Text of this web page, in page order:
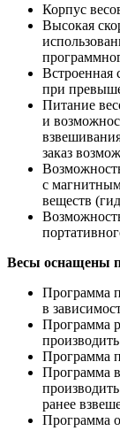
Корпус
Высокая
Встроенная
при
Питание
и
заказ
с
веществ
Весы оснащены
Программа
в
Программа
Программа
Программа
ранее
Программа